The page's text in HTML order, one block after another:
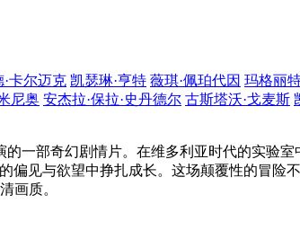
卡尔迈克 凯瑟琳·亨特 薇琪·佩珀代因 玛格丽
尼奥 安杰拉·保拉·史丹德尔 古斯塔沃·戈麦斯
一部奇幻剧情片。在维多利亚时代的实验
见与欲望中挣扎成长。这场颠覆性的冒险
画质。